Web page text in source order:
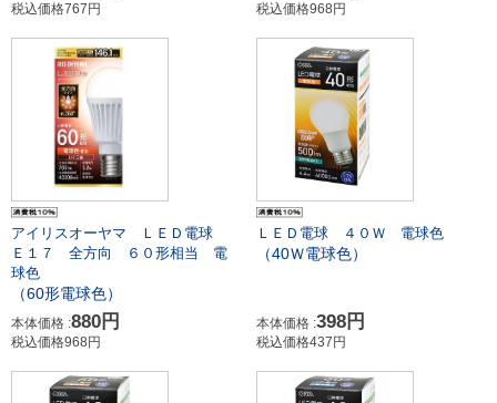
税込価格767円 税込価格968円
アイリスオーヤマ ＬＥＤ電球
Ｅ１７ 全方向 ６０形相当 電
球色
（60形電球色）
本体価格 :880円
税込価格968円
ＬＥＤ電球 ４０Ｗ 電球色
（40Ｗ電球色）
本体価格 :398円
税込価格437円